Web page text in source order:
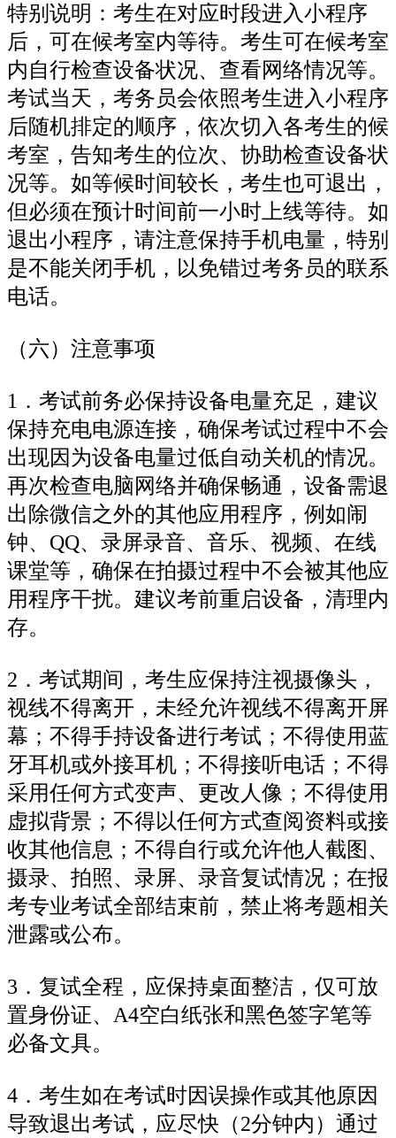
特别说明：考生在对应时段进入小程序
后，可在候考室内等待。考生可在候考室
内自行检查设备状况、查看网络情况等。
考试当天，考务员会依照考生进入小程序
后随机排定的顺序，依次切入各考生的候
考室，告知考生的位次、协助检查设备状
况等。如等候时间较长，考生也可退出，
但必须在预计时间前一小时上线等待。如
退出小程序，请注意保持手机电量，特别
是不能关闭手机，以免错过考务员的联系
电话。
（六）注意事项
1．考试前务必保持设备电量充足，建议
保持充电电源连接，确保考试过程中不会
出现因为设备电量过低自动关机的情况。
再次检查电脑网络并确保畅通，设备需退
出除微信之外的其他应用程序，例如闹
钟、QQ、录屏录音、音乐、视频、在线
课堂等，确保在拍摄过程中不会被其他应
用程序干扰。建议考前重启设备，清理内
存。
2．考试期间，考生应保持注视摄像头，
视线不得离开，未经允许视线不得离开屏
幕；不得手持设备进行考试；不得使用蓝
牙耳机或外接耳机；不得接听电话；不得
采用任何方式变声、更改人像；不得使用
虚拟背景；不得以任何方式查阅资料或接
收其他信息；不得自行或允许他人截图、
摄录、拍照、录屏、录音复试情况；在报
考专业考试全部结束前，禁止将考题相关
泄露或公布。
3．复试全程，应保持桌面整洁，仅可放
置身份证、A4空白纸张和黑色签字笔等
必备文具。
4．考生如在考试时因误操作或其他原因
导致退出考试，应尽快（2分钟内）通过